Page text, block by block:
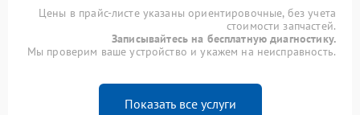
Цены в прайс-листе указаны ориентировочные, без учета
стоимости запчастей.
Записывайтесь на бесплатную диагностику.
Мы проверим ваше устройство и укажем на неисправность.
Показать все услуги